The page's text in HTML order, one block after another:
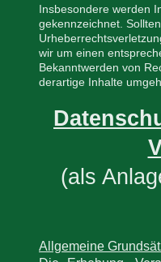
Insbesondere werden
gekennzeichnet.
wir um einen
Bekanntwerden von
derartige Inhalte
(als
Allgemeine